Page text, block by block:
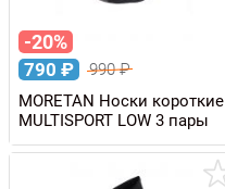
-20%
790 ₽ 990₽
MORETAN Носки короткие
MULTISPORT LOW 3 пары